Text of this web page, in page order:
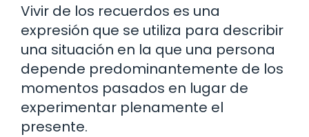
Vivir de los recuerdos es una
expresión que se utiliza para describir
una situación en la que una persona
depende predominantemente de los
momentos pasados en lugar de
experimentar plenamente el
presente.